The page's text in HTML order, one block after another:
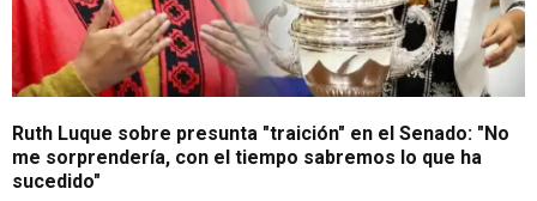
Ruth Luque sobre presunta "traición" en el Senado: "No
me sorprendería, con el tiempo sabremos lo que ha
sucedido"